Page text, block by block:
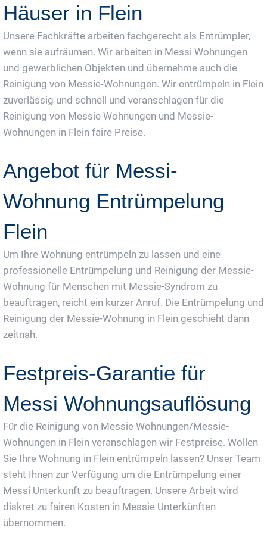
Häuser in Flein
Unsere Fachkräfte arbeiten fachgerecht als Entrümpler,
wenn sie aufräumen. Wir arbeiten in Messi Wohnungen
und gewerblichen Objekten und übernehme auch die
Reinigung von Messie-Wohnungen. Wir entrümpeln in Flein
zuverlässig und schnell und veranschlagen für die
Reinigung von Messie Wohnungen und Messie-
Wohnungen in Flein faire Preise.
Angebot für Messi-
Wohnung Entrümpelung
Flein
Um Ihre Wohnung entrümpeln zu lassen und eine
professionelle Entrümpelung und Reinigung der Messie-
Wohnung für Menschen mit Messie-Syndrom zu
beauftragen, reicht ein kurzer Anruf. Die Entrümpelung und
Reinigung der Messie-Wohnung in Flein geschieht dann
zeitnah.
Festpreis-Garantie für
Messi Wohnungsauflösung
Für die Reinigung von Messie Wohnungen/Messie-
Wohnungen in Flein veranschlagen wir Festpreise. Wollen
Sie Ihre Wohnung in Flein entrümpeln lassen? Unser Team
steht Ihnen zur Verfügung um die Entrümpelung einer
Messi Unterkunft zu beauftragen. Unsere Arbeit wird
diskret zu fairen Kosten in Messie Unterkünften
übernommen.